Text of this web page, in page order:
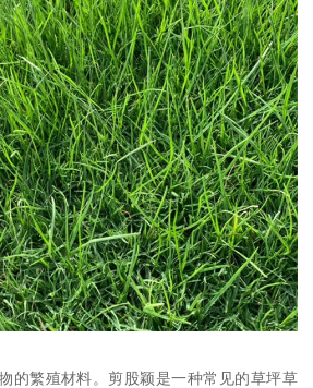
的繁殖材料。剪股颖是一种常见的草坪草